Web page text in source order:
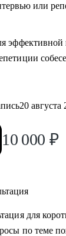
или
20 августа
10 000 ₽
для
по теме